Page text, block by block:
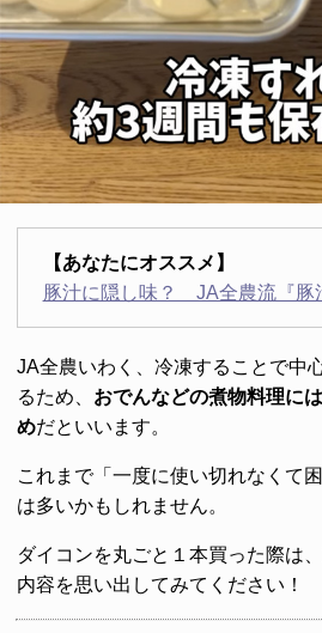
【あなたにオススメ】
豚汁に隠し味？ JA全農流『豚
JA全農いわく、冷凍することで中
るため、 おでんなどの煮物料理に
めだといいます。
これまで「一度に使い切れなくて
は多いかもしれません。
ダイコンを丸ごと１本買った際は
内容を思い出してみてください！